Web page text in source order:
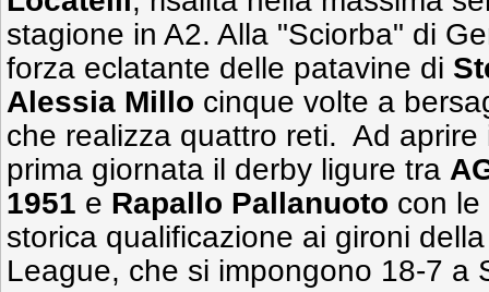
stagione in A2. Alla "Sciorba" di
forza eclatante delle patavine di
Alessia Millo cinque volte a
che realizza quattro reti. Ad aprire
prima giornata il derby ligure tra
1951 e Rapallo Pallanuoto con le
storica qualificazione ai gironi
League, che si impongono 18-7 a